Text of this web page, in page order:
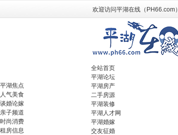
欢迎访问平湖在线（PH66.com）
全站首页
平湖论坛
平湖房产
二手房源
平湖装修
平湖人才网
平湖婚嫁
交友征婚
平湖焦点
人气美食
谈婚论嫁
亲子频道
时尚消费
租房信息